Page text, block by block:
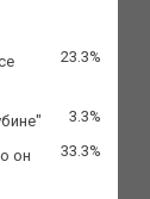
23.3%
3.3%
он
33.3%